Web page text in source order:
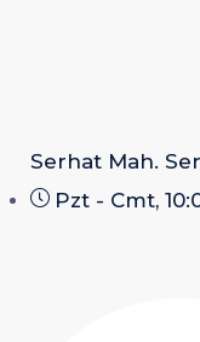
Serhat Mah.
Pzt - Cmt,